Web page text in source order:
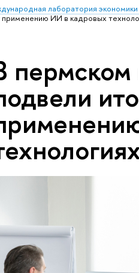
лаборатория
применению ИИ в кадровых